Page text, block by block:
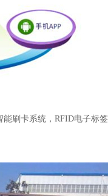
刷卡系统，RFID电子标